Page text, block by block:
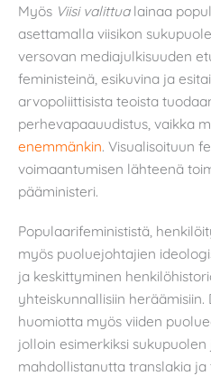
Myös Viisi valittualainaa
asettamalla viisikon
versovan mediajulkisuuden
feministeinä, esikuvina ja
arvopoliittisista teoista
perhevapaauudistus, vaikka
enemmänkin. Visualisoituun
voimaantumisen lähteenä
pääministeri.
Populaarifeminististä,
myös puoluejohtajien
ja keskittyminen
yhteiskunnallisiin
huomiotta myös viiden
jolloin esimerkiksi
mahdollistanutta translakia